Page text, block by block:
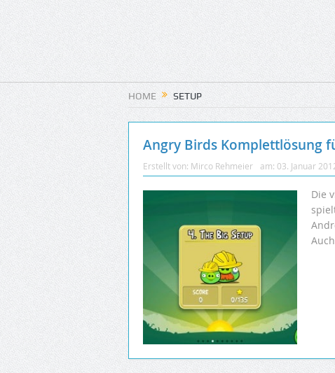
HOME SETUP
Angry Birds Komplettlösung
Erstellt von: Mirco Rehmeier am: 03. Januar
Die